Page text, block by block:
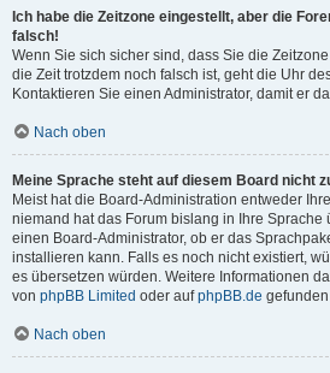
Ich habe die Zeitzone eingestellt, aber die
falsch!
Wenn Sie sich sicher sind, dass Sie die
die Zeit trotzdem noch falsch ist, geht die Uhr
Kontaktieren Sie einen Administrator, damit er
Nach oben
Meine Sprache steht auf diesem Board nicht
Meist hat die Board-Administration entweder
niemand hat das Forum bislang in Ihre Sprache
einen Board-Administrator, ob er das
installieren kann. Falls es noch nicht existiert,
es übersetzen würden. Weitere Informationen
von phpBB Limited oder aufphpBB.de
Nach oben